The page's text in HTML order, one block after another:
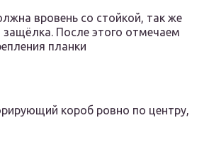
вровень со стойкой, так же
защёлка. После этого отмечаем
планки
короб ровно по центру,